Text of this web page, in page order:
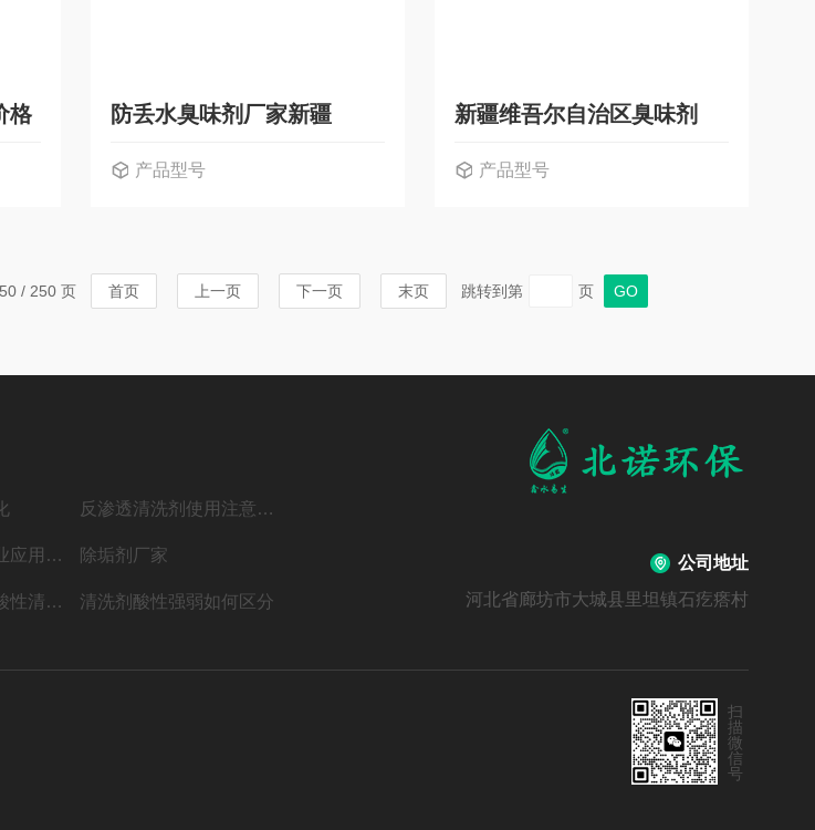
格 防丢水臭味剂厂家新疆
产品型号
新疆维吾尔自治区臭味剂
产品型号
/ 250 页 首页 上一页 下一页 末页 跳转到第 页
反渗透清洗剂使用注意事项
除垢剂在哪些行业应用广泛？ 除垢剂厂家
如何正确使用强酸性清洗剂？ 清洗剂酸性强弱如何区分
公司地址
河北省廊坊市大城县里坦镇石疙瘩村
扫
描
微
信
号